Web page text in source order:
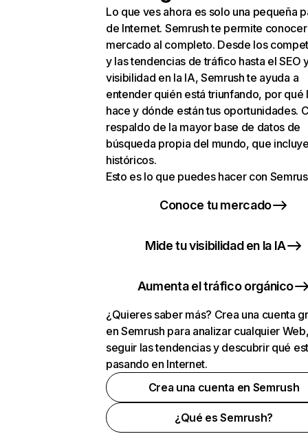
Lo que ves ahora es solo una pequeña
de Internet. Semrush te permite
mercado al completo. Desde los
y las tendencias de tráfico hasta el SEO
visibilidad en la IA, Semrush te ayuda a
entender quién está triunfando, por qué
hace y dónde están tus oportunidades.
respaldo de la mayor base de datos de
búsqueda propia del mundo, que
históricos.
Esto es lo que puedes hacer con
Conoce tu mercado
Mide tu visibilidad en la IA
Aumenta el tráfico orgánico
¿Quieres saber más? Crea una cuenta
en Semrush para analizar cualquier
seguir las tendencias y descubrir qué
pasando en Internet.
Crea una cuenta en Semrush
¿Qué es Semrush?